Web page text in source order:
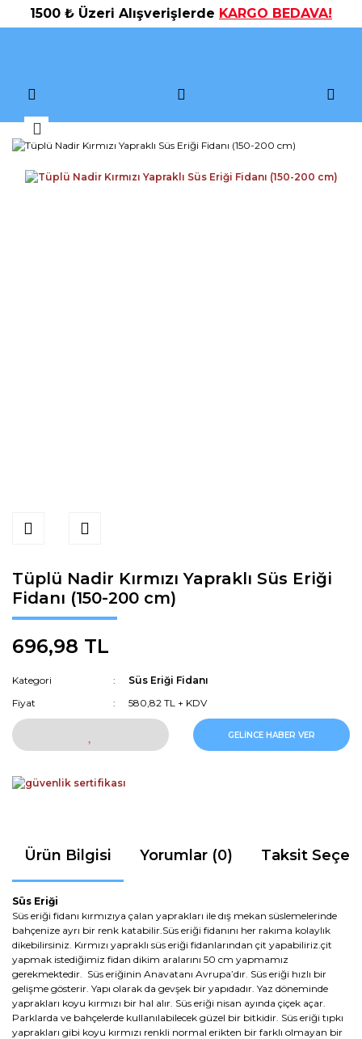
1500 ₺ Üzeri Alışverişlerde KARGO BEDAVA!
Tüplü Nadir Kırmızı Yapraklı Süs Eriği
Fidanı (150-200 cm)
696,98 TL
Kategori
Süs Eriği Fidanı
Fiyat
580,82 TL + KDV
GELİNCE HABER VER
Ürün Bilgisi Yorumlar (0) Taksit
Süs Eriği
Süs eriği fidanı kırmızıya çalan yaprakları ile dış mekan süslemelerinde
bahçenize ayrı bir renk katabilir.Süs eriği fidanını her rakıma kolaylık
dikebilirsiniz. Kırmızı yapraklı süs eriği fidanlarından çit yapabiliriz.çit
yapmak istediğimiz fidan dikim aralarını 50 cm yapmamız
gerekmektedir. Süs eriğinin Anavatanı Avrupa’dır. Süs eriği hızlı bir
gelişme gösterir. Yapı olarak da gevşek bir yapıdadır. Yaz döneminde
yaprakları koyu kırmızı bir hal alır. Süs eriği nisan ayında çiçek açar.
Parklarda ve bahçelerde kullanılabilecek güzel bir bitkidir. Süs eriği tıpkı
yaprakları gibi koyu kırmızı renkli normal erikten bir farklı olmayan bir